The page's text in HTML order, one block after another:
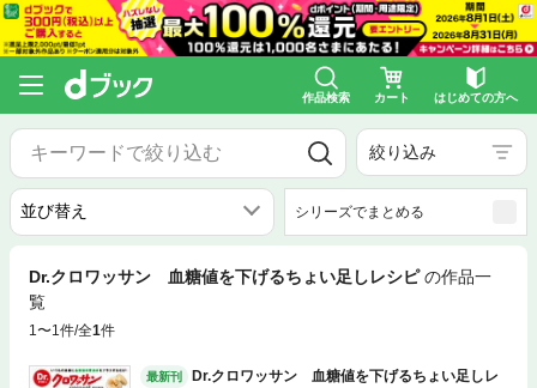
作品検索 カート はじめての方へ
絞り込み
シリーズでまとめる
Dr.クロワッサン 血糖値を下げるちょい足しレシピ の作品一
覧
1〜1件/全1件
最新刊
Dr.クロワッサン 血糖値を下げるちょい足しレ